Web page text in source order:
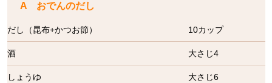
A おでんのだし
だし（昆布+かつお節） 10カップ
酒 大さじ4
しょうゆ 大さじ6